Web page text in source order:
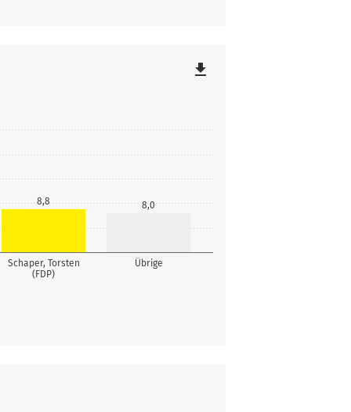
Schaper, Torsten
(FDP)
Übrige
8,8
8,0
file_download